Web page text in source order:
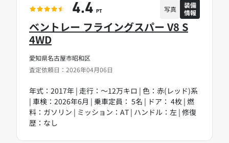
愛知県名古屋市昭和区
査定依頼日：2026年04月06日
ベントレー フライングスパー V8 S
4WD
年式：2017年 | 走行：～12万キロ | 色：赤(レッド)系
| 車検：2026年6月 | 乗車定員： 5名 | ドア： 4枚 | 燃
料：ガソリン | ミッション：AT | ハンドル：左 | 修復
歴：なし
4.4 PT 写真
装備
情報